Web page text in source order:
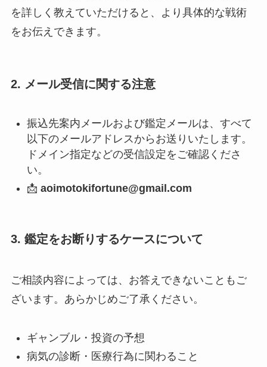
を詳しく教えていただけると、より具体的な戦術
をお伝えできます。
2. メール受信に関する注意
振込先案内メールおよび鑑定メールは、すべて
以下のメールアドレスからお送りいたします。
ドメイン指定などの受信設定をご確認くださ
い。
📩 aoimotokifortune@gmail.com
3. 鑑定をお断りするケースについて
ご相談内容によっては、お答えできないこともご
ざいます。あらかじめご了承ください。
ギャンブル・投資の予想
病気の診断・医療行為に関わること